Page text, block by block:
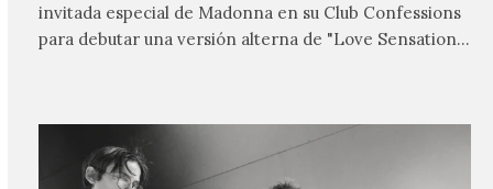
invitada especial de Madonna en su Club Confessions
para debutar una versión alterna de "Love Sensation",